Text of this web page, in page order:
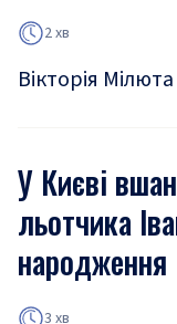
2 хв
Вікторія Мілюта
У Києві
льотчика
народження
3 хв